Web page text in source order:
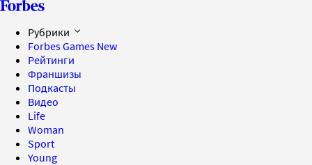
Рубрики
Forbes Games New
Рейтинги
Франшизы
Подкасты
Видео
Life
Woman
Sport
Young